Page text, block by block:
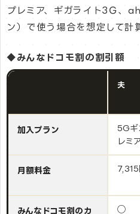
プレミア、ギガライト3Ｇ、
ン）で使う場合を想定して計
◆みんなドコモ割の割引額
夫
加入プラン
5Gギ
レミア
月額料金 7,315
みんなドコモ割のカ
◯